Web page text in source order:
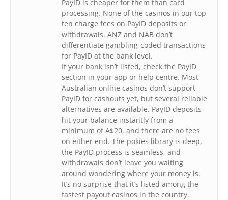
PayID is cheaper for them than card
processing. None of the casinos in our top
ten charge fees on PayID deposits or
withdrawals. ANZ and NAB don’t
differentiate gambling-coded transactions
for PayID at the bank level.
If your bank isn’t listed, check the PayID
section in your app or help centre. Most
Australian online casinos don’t support
PayID for cashouts yet, but several reliable
alternatives are available. PayID deposits
hit your balance instantly from a
minimum of A$20, and there are no fees
on either end. The pokies library is deep,
the PayID process is seamless, and
withdrawals don’t leave you waiting
around wondering where your money is.
It’s no surprise that it’s listed among the
fastest payout casinos in the country.